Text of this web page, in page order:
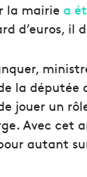
la mairie a
d’euros,
la députée
jouer un
Avec cet
autant